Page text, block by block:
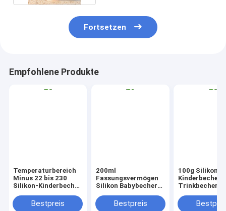
Fortsetzen
Empfohlene Produkte
Temperaturbereich
Minus 22 bis 230
Silikon-Kinderbecher
Langlebiger
Trinkbecher
Bestpreis
200ml
Fassungsvermögen
Silikon Babybecher
Trinkbecher für
Babys, die lernen,
Bestpreis
100g Silikon-
Kinderbecher
Trinkbecher
Komfortable
für Kleinkinder